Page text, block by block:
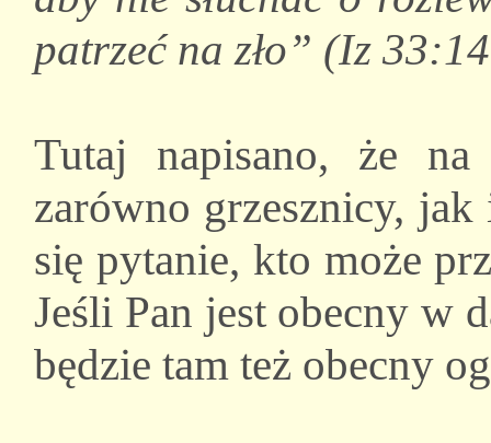
patrzeć na zło” (Iz
Tutaj napisano, że
zarówno grzesznicy,
się pytanie, kto może
Jeśli Pan jest obecny w
będzie tam też obecny